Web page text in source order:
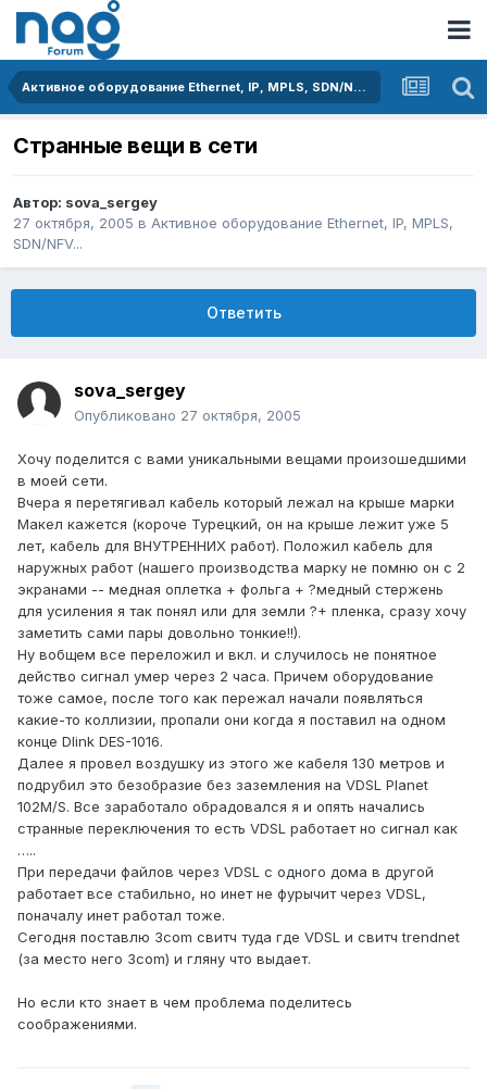
Активное оборудование Ethernet, IP, MPLS, SDN/NFV...
Странные вещи в сети
Автор: sova_sergey
27 октября, 2005 в Активное оборудование Ethernet, IP, MPLS,
SDN/NFV...
Ответить
sova_sergey
Опубликовано 27 октября, 2005
Хочу поделится с вами уникальными вещами произошедшими
в моей сети.
Вчера я перетягивал кабель который лежал на крыше марки
Макел кажется (короче Турецкий, он на крыше лежит уже 5
лет, кабель для ВНУТРЕННИХ работ). Положил кабель для
наружных работ (нашего производства марку не помню он с 2
экранами -- медная оплетка + фольга + ?медный стержень
для усиления я так понял или для земли ?+ пленка, сразу хочу
заметить сами пары довольно тонкие!!).
Ну вобщем все переложил и вкл. и случилось не понятное
действо сигнал умер через 2 часа. Причем оборудование
тоже самое, после того как пережал начали появляться
какие-то коллизии, пропали они когда я поставил на одном
конце Dlink DES-1016.
Далее я провел воздушку из этого же кабеля 130 метров и
подрубил это безобразие без заземления на VDSL Planet
102M/S. Все заработало обрадовался я и опять начались
странные переключения то есть VDSL работает но сигнал как
…..
При передачи файлов через VDSL с одного дома в другой
работает все стабильно, но инет не фурычит через VDSL,
поначалу инет работал тоже.
Сегодня поставлю 3com свитч туда где VDSL и свитч trendnet
(за место него 3com) и гляну что выдает.
Но если кто знает в чем проблема поделитесь
соображениями.